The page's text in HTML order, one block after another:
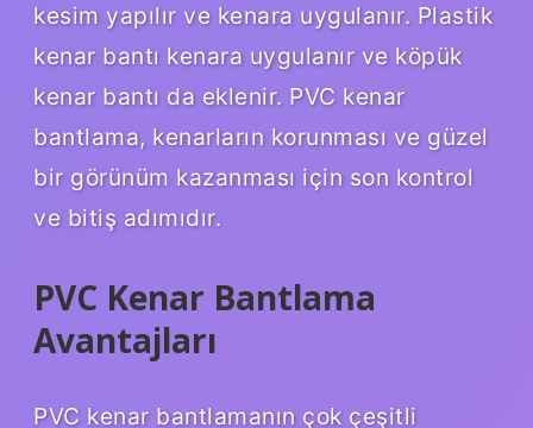
kesim yapılır ve kenara uygulanır. Plastik
kenar bantı kenara uygulanır ve köpük
kenar bantı da eklenir. PVC kenar
bantlama, kenarların korunması ve güzel
bir görünüm kazanması için son kontrol
ve bitiş adımıdır.
PVC Kenar Bantlama
Avantajları
PVC kenar bantlamanın çok çeşitli